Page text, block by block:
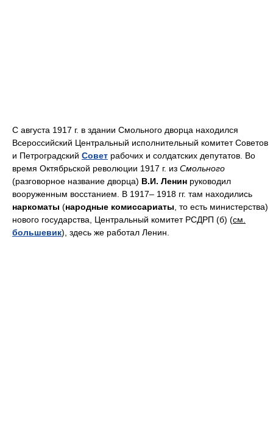
С августа 1917 г. в здании Смольного дворца находился
Всероссийский Центральный исполнительный комитет Советов
и Петроградский Совет рабочих и солдатских депутатов. Во
время Октябрьской революции 1917 г. из Смольного
(разговорное название дворца) В.И. Ленин руководил
вооруженным восстанием. В 1917– 1918 гг. там находились
наркоматы (народные комиссариаты , то есть министерства)
нового государства, Центральный комитет РСДРП (б) (см.
большевик), здесь же работал Ленин.